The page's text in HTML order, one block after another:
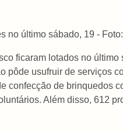
no último sábado, 19 -
ficaram lotados no
pôde usufruir de serviços
confecção de brinquedos
Além disso, 612